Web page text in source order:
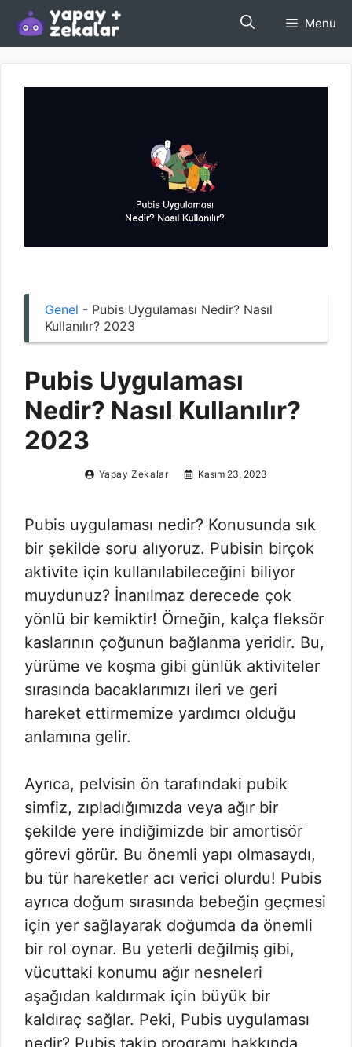
İçeriğe
atla
Menu
Genel - Pubis Uygulaması Nedir? Nasıl
Kullanılır? 2023
Pubis Uygulaması
Nedir? Nasıl Kullanılır?
2023
Yapay Zekalar Kasım 23, 2023
Pubis uygulaması nedir? Konusunda sık
bir şekilde soru alıyoruz. Pubisin birçok
aktivite için kullanılabileceğini biliyor
muydunuz? İnanılmaz derecede çok
yönlü bir kemiktir! Örneğin, kalça fleksör
kaslarının çoğunun bağlanma yeridir. Bu,
yürüme ve koşma gibi günlük aktiviteler
sırasında bacaklarımızı ileri ve geri
hareket ettirmemize yardımcı olduğu
anlamına gelir.
Ayrıca, pelvisin ön tarafındaki pubik
simfiz, zıpladığımızda veya ağır bir
şekilde yere indiğimizde bir amortisör
görevi görür. Bu önemli yapı olmasaydı,
bu tür hareketler acı verici olurdu! Pubis
ayrıca doğum sırasında bebeğin geçmesi
için yer sağlayarak doğumda da önemli
bir rol oynar. Bu yeterli değilmiş gibi,
vücuttaki konumu ağır nesneleri
aşağıdan kaldırmak için büyük bir
kaldıraç sağlar. Peki, Pubis uygulaması
nedir? Pubis takip programı hakkında